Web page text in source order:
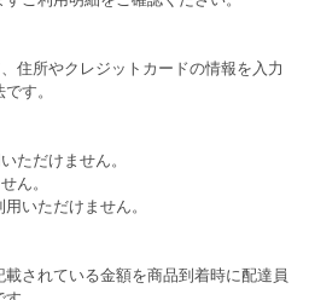
住所やクレジットカードの情報を入力
す。
ただけません。
ん。
いただけません。
されている金額を商品到着時に配達員